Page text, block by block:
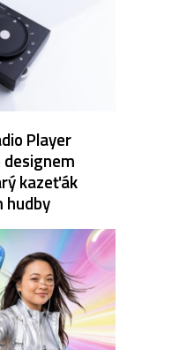
Player
kazeťák
hudby